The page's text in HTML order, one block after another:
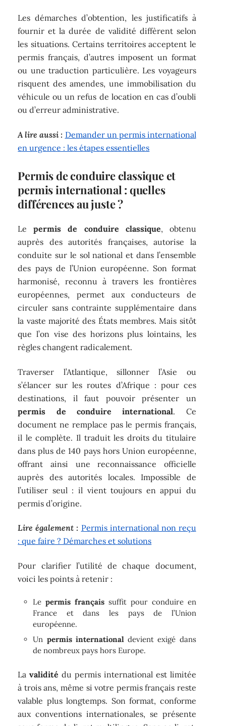
Les démarches d’obtention, les justificatifs à
fournir et la durée de validité diffèrent selon
les situations. Certains territoires acceptent le
permis français, d’autres imposent un format
ou une traduction particulière. Les voyageurs
risquent des amendes, une immobilisation du
véhicule ou un refus de location en cas d’oubli
ou d’erreur administrative.
A lire aussi : Demander un permis international
en urgence : les étapes essentielles
Permis de conduire classique et
permis international : quelles
différences au juste ?
Lepermis de conduire classique, obtenu
auprès des autorités françaises, autorise la
conduite sur le sol national et dans l’ensemble
des pays de l’Union européenne. Son format
harmonisé, reconnu à travers les frontières
européennes, permet aux conducteurs de
circuler sans contrainte supplémentaire dans
la vaste majorité des États membres. Mais sitôt
que l’on vise des horizons plus lointains, les
règles changent radicalement.
Traverser l’Atlantique, sillonner l’Asie ou
s’élancer sur les routes d’Afrique : pour ces
destinations, il faut pouvoir présenter un
permis de conduire international. Ce
document ne remplace pas le permis français,
il le complète. Il traduit les droits du titulaire
dans plus de 140 pays hors Union européenne,
offrant ainsi une reconnaissance officielle
auprès des autorités locales. Impossible de
l’utiliser seul : il vient toujours en appui du
permis d’origine.
Lire également : Permis international non reçu
: que faire ? Démarches et solutions
Pour clarifier l’utilité de chaque document,
voici les points à retenir :
Lepermis français suffit pour conduire en
France et dans les pays de l’Union
européenne.
Un permis internationaldevient exigé dans
de nombreux pays hors Europe.
Lavalidité du permis international est limitée
à trois ans, même si votre permis français reste
valable plus longtemps. Son format, conforme
aux conventions internationales, se présente